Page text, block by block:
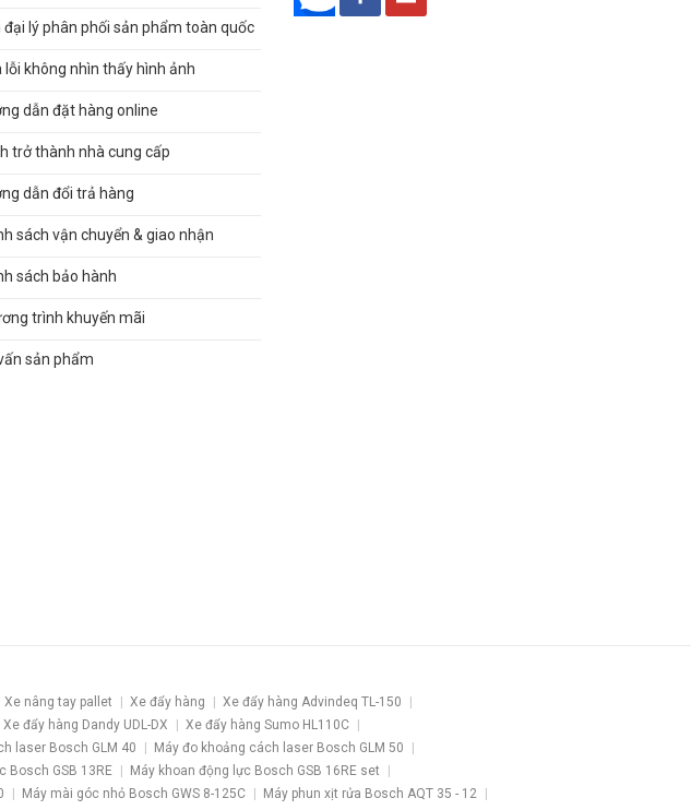
đại lý phân phối sản phẩm toàn quốc
lỗi không nhìn thấy hình ảnh
dẫn đặt hàng online
trở thành nhà cung cấp
dẫn đổi trả hàng
sách vận chuyển & giao nhận
sách bảo hành
trình khuyến mãi
sản phẩm
Xe nâng tay pallet Xe đẩy hàng
Xe đẩy hàng Advindeq TL-150
Xe đẩy hàng Dandy UDL-DX
Xe đẩy hàng Sumo HL110C
laser Bosch GLM 40
Máy đo khoảng cách laser Bosch GLM 50
Bosch GSB 13RE
Máy khoan động lực Bosch GSB 16RE set
Máy mài góc nhỏ Bosch GWS 8-125C
Máy phun xịt rửa Bosch AQT 35 - 12